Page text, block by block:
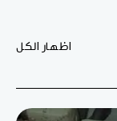
اظهار الكل